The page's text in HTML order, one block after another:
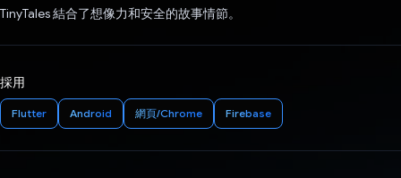
TinyTales 結合了想像力和安全的故事情節。
採用
Flutter Android 網頁/Chrome Firebase